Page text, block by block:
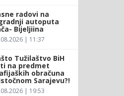
radovi na
autoputa
Bijeljiina
| 11:37
Tužilaštvo BiH
na predmet
obračuna
Sarajevu?!
| 19:53